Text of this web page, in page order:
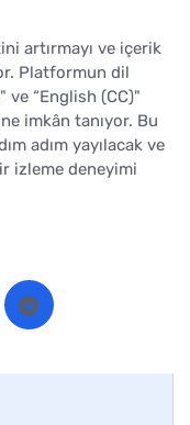
artırmayı ve içerik
Platformun dil
ve “English (CC)"
imkân tanıyor. Bu
adım yayılacak ve
izleme deneyimi